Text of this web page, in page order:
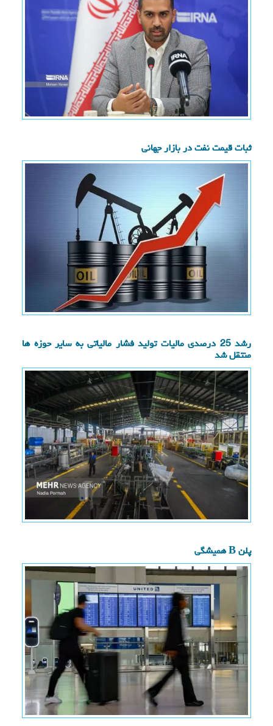
ثبات قیمت نفت در بازار جهانی
رشد 25 درصدی مالیات تولید فشار مالیاتی به سایر حوزه ها
منتقل شد
پلن B همیشگی